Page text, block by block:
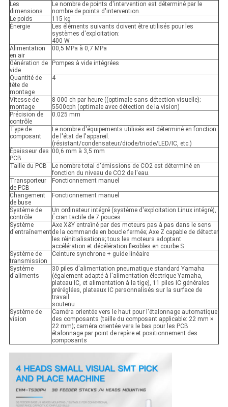
Les
dimensions
Le nombre de points d'intervention est déterminé par le
nombre de points d'intervention.
Le poids
115 kg
Énergie
Les éléments suivants doivent être utilisés pour les
systèmes d'exploitation:
400 W
Alimentation
en air
00,5 MPa à 0,7 MPa
Génération de
vide
Pompes à vide intégrées
Quantité de
tête de
montage
4
Vitesse de
montage
8 000 ch par heure ((optimale sans détection visuelle);
5500cph (optimale avec détection de la vision)
Précision de
contrôle
0.025 mm
Type de
composant
Le nombre d'équipements utilisés est déterminé en fonction
de l'état de l'appareil.
(résistant/condensateur/diode/triode/LED/IC, etc.)
Épaisseur des
PCB
00,6 mm à 3,5 mm
Taille du PCB
Le nombre total d'émissions de CO2 est déterminé en
fonction du niveau de CO2 de l'eau.
Transporteur
de PCB
Fonctionnement manuel
Changement
de buse
Fonctionnement manuel
Système de
contrôle
Un ordinateur intégré (système d'exploitation Linux intégré),
Écran tactile de 7 pouces
Système
d'entraînement
Axe X&Y entraîné par des moteurs pas à pas dans le sens
de la commande en boucle fermée; Axe Z capable de détecter
les réinitialisations; tous les moteurs adoptant
accélération et décélération flexibles en courbe S
Système de
transmission
Ceinture synchrone + guide linéaire
Système
d'aliments
30 piles d'alimentation pneumatique standard Yamaha
(également adapté à l'alimentation électrique Yamaha,
plateau IC, et alimentation à la tige), 11 piles IC générales
préréglées, plateaux IC personnalisés sur la surface de
travail
soutenu
Système de
vision
Caméra orientée vers le haut pour l'étalonnage automatique
des composants (taille du composant applicable: 22 mm ×
22 mm); caméra orientée vers le bas pour les PCB
étalonnage par point de repère et positionnement des
composants